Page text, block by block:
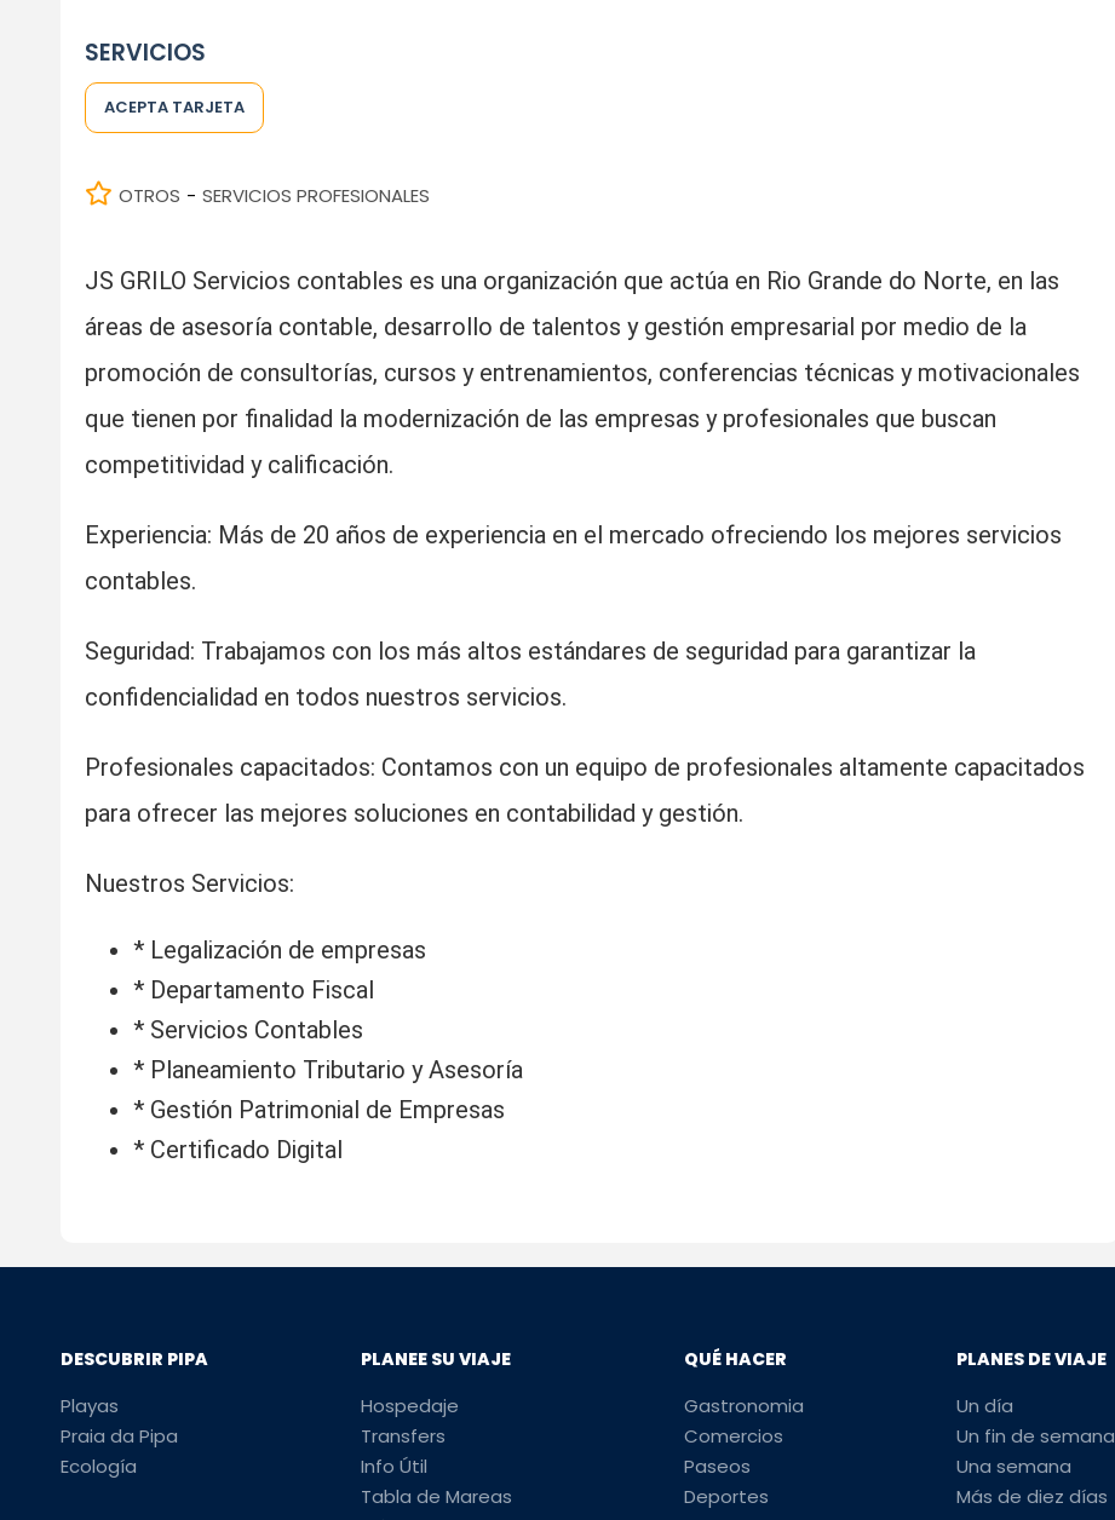
SERVICIOS
ACEPTA TARJETA
OTROS - SERVICIOS PROFESIONALES
JS GRILO Servicios contables es una organización que actúa en Rio Grande do Norte, en las
áreas de asesoría contable, desarrollo de talentos y gestión empresarial por medio de la
promoción de consultorías, cursos y entrenamientos, conferencias técnicas y motivacionales
que tienen por finalidad la modernización de las empresas y profesionales que buscan
competitividad y calificación.
Experiencia: Más de 20 años de experiencia en el mercado ofreciendo los mejores servicios
contables.
Seguridad: Trabajamos con los más altos estándares de seguridad para garantizar la
confidencialidad en todos nuestros servicios.
Profesionales capacitados: Contamos con un equipo de profesionales altamente capacitados
para ofrecer las mejores soluciones en contabilidad y gestión.
Nuestros Servicios:
* Legalización de empresas
* Departamento Fiscal
* Servicios Contables
* Planeamiento Tributario y Asesoría
* Gestión Patrimonial de Empresas
* Certificado Digital
DESCUBRIR PIPA
Playas
Praia da Pipa
Ecología
PLANEE SU VIAJE
Hospedaje
Transfers
Info Útil
Tabla de Mareas
QUÉ HACER
Gastronomia
Comercios
Paseos
Deportes
PLANES DE VIAJE
Un día
Un fin de semana
Una semana
Más de diez días